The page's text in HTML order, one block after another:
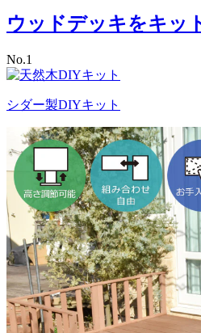
ウッドデッキをキッ
No.1
シダー製DIYキット